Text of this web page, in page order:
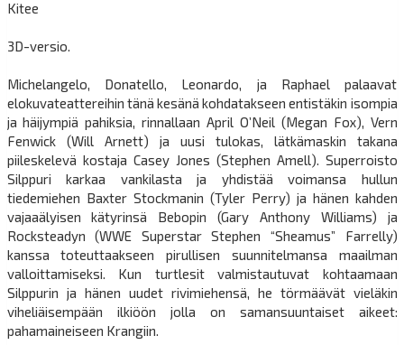
Kitee
3D-versio.
Michelangelo, Donatello, Leonardo, ja Raphael palaavat
elokuvateattereihin tänä kesänä kohdatakseen entistäkin isompia
ja häijympiä pahiksia, rinnallaan April O’Neil (Megan Fox), Vern
Fenwick (Will Arnett) ja uusi tulokas, lätkämaskin takana
piileskelevä kostaja Casey Jones (Stephen Amell). Superroisto
Silppuri karkaa vankilasta ja yhdistää voimansa hullun
tiedemiehen Baxter Stockmanin (Tyler Perry) ja hänen kahden
vajaaälyisen kätyrinsä Bebopin (Gary Anthony Williams) ja
Rocksteadyn (WWE Superstar Stephen “Sheamus” Farrelly)
kanssa toteuttaakseen pirullisen suunnitelmansa maailman
valloittamiseksi. Kun turtlesit valmistautuvat kohtaamaan
Silppurin ja hänen uudet rivimiehensä, he törmäävät vieläkin
viheliäisempään ilkiöön jolla on samansuuntaiset aikeet:
pahamaineiseen Krangiin.